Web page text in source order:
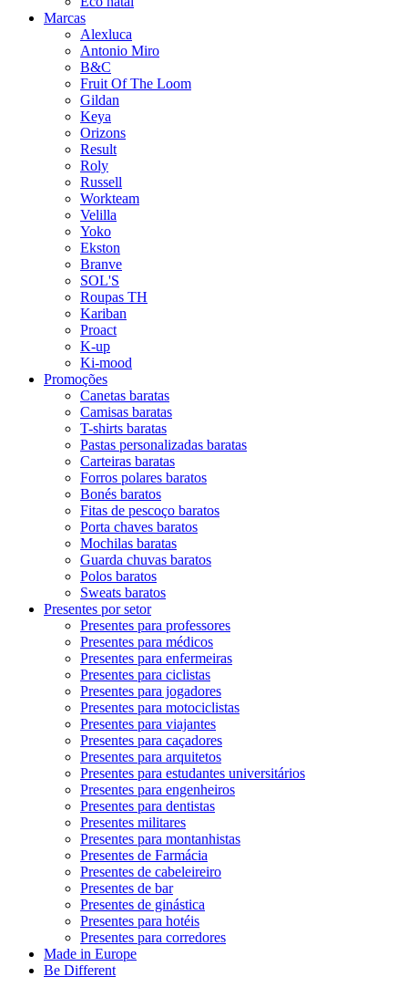
Marcas
Alexluca
Antonio Miro
B&C
Fruit Of The Loom
Gildan
Keya
Orizons
Result
Roly
Russell
Workteam
Velilla
Yoko
Ekston
Branve
SOL'S
Roupas TH
Kariban
Proact
K-up
Ki-mood
Promoções
Canetas baratas
Camisas baratas
T-shirts baratas
Pastas personalizadas baratas
Carteiras baratas
Forros polares baratos
Bonés baratos
Fitas de pescoço baratos
Porta chaves baratos
Mochilas baratas
Guarda chuvas baratos
Polos baratos
Sweats baratos
Presentes por setor
Presentes para professores
Presentes para médicos
Presentes para enfermeiras
Presentes para ciclistas
Presentes para jogadores
Presentes para motociclistas
Presentes para viajantes
Presentes para caçadores
Presentes para arquitetos
Presentes para estudantes universitários
Presentes para engenheiros
Presentes para dentistas
Presentes militares
Presentes para montanhistas
Presentes de Farmácia
Presentes de cabeleireiro
Presentes de bar
Presentes de ginástica
Presentes para hotéis
Presentes para corredores
Made in Europe
Be Different